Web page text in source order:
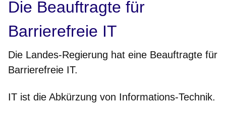
Die Beauftragte für
Barrierefreie IT
Die Landes-Regierung hat eine Beauftragte für
Barrierefreie IT.
IT ist die Abkürzung von Informations-Technik.